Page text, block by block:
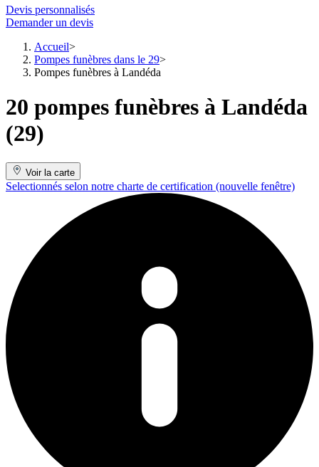
Devis personnalisés
Demander un devis
Accueil
Pompes funèbres dans le 29
Pompes funèbres à Landéda
20 pompes funèbres à Landéda
(29)
Voir la carte
Selectionnés selon notre charte de certification (nouvelle fenêtre)